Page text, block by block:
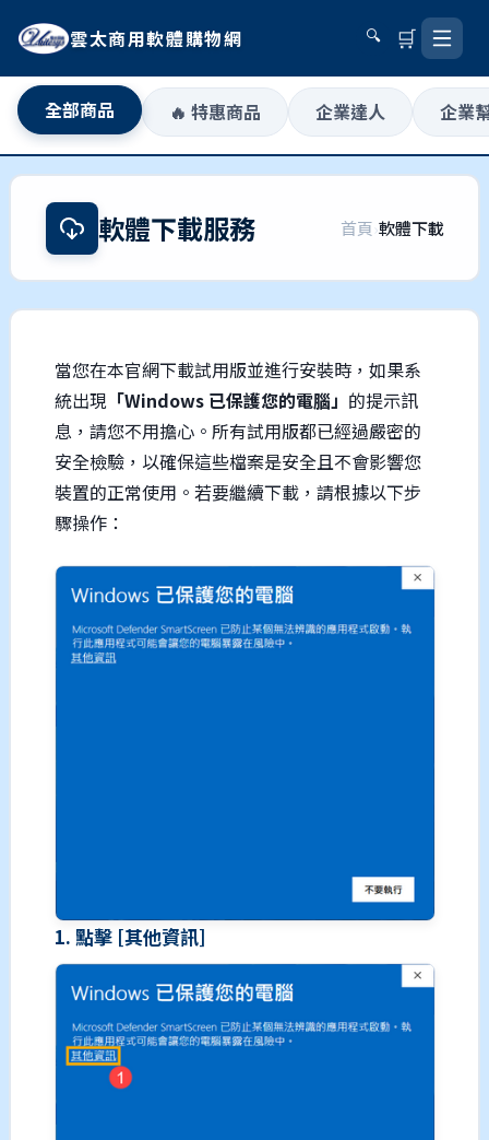
雲太商用軟體購物網 🔍 🛒
全部商品 🔥 特惠商品 企業達人 企業
軟體下載服務 首頁›軟體下載
當您在本官網下載試用版並進行安裝時，如果系
統出現 「Windows 已保護您的電腦」 的提示訊
息，請您不用擔心。所有試用版都已經過嚴密的
安全檢驗，以確保這些檔案是安全且不會影響您
裝置的正常使用。若要繼續下載，請根據以下步
驟操作：
1. 點擊 [其他資訊]